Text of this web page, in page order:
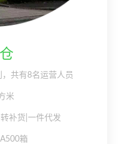
共有8名运营人员
米
补货|一件代发
箱